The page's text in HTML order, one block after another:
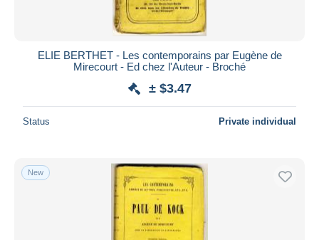
ELIE BERTHET - Les contemporains par Eugène de
Mirecourt - Ed chez l'Auteur - Broché
± $3.47
Status Private individual
New